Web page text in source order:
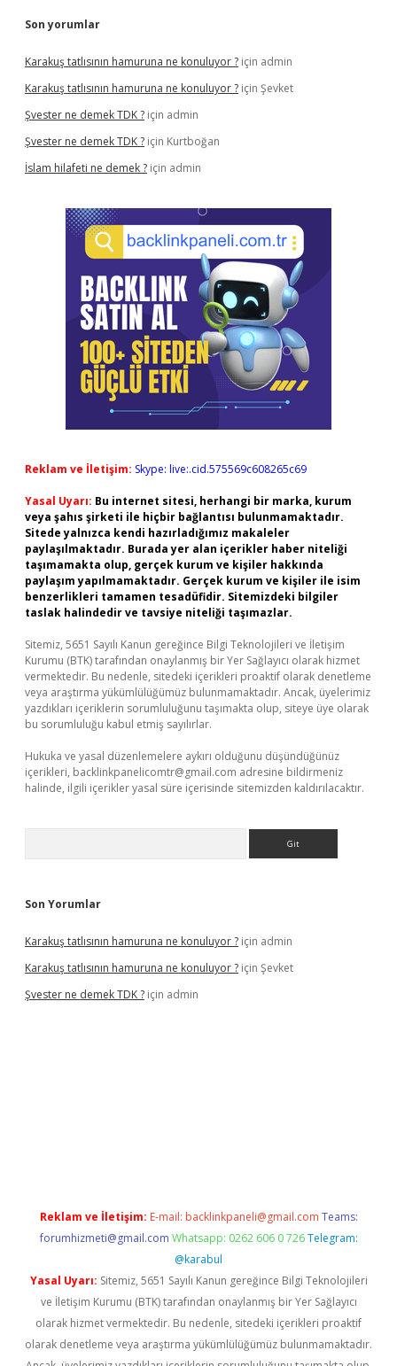
Son yorumlar
Karakuş tatlısının hamuruna ne konuluyor ? için admin
Karakuş tatlısının hamuruna ne konuluyor ? için Şevket
Şvester ne demek TDK ? için admin
Şvester ne demek TDK ? için Kurtboğan
İslam hilafeti ne demek ? için admin
Reklam ve İletişim: Skype: live:.cid.575569c608265c69
Yasal Uyarı: Bu internet sitesi, herhangi bir marka, kurum
veya şahıs şirketi ile hiçbir bağlantısı bulunmamaktadır.
Sitede yalnızca kendi hazırladığımız makaleler
paylaşılmaktadır. Burada yer alan içerikler haber niteliği
taşımamakta olup, gerçek kurum ve kişiler hakkında
paylaşım yapılmamaktadır. Gerçek kurum ve kişiler ile isim
benzerlikleri tamamen tesadüfidir. Sitemizdeki bilgiler
taslak halindedir ve tavsiye niteliği taşımazlar.
Sitemiz, 5651 Sayılı Kanun gereğince Bilgi Teknolojileri ve İletişim
Kurumu (BTK) tarafından onaylanmış bir Yer Sağlayıcı olarak hizmet
vermektedir. Bu nedenle, sitedeki içerikleri proaktif olarak denetleme
veya araştırma yükümlülüğümüz bulunmamaktadır. Ancak, üyelerimiz
yazdıkları içeriklerin sorumluluğunu taşımakta olup, siteye üye olarak
bu sorumluluğu kabul etmiş sayılırlar.
Hukuka ve yasal düzenlemelere aykırı olduğunu düşündüğünüz
içerikleri, backlinkpanelicomtr@gmail.com adresine bildirmeniz
halinde, ilgili içerikler yasal süre içerisinde sitemizden kaldırılacaktır.
Son Yorumlar
Karakuş tatlısının hamuruna ne konuluyor ? için admin
Karakuş tatlısının hamuruna ne konuluyor ? için Şevket
Şvester ne demek TDK ? için admin
Reklam ve İletişim: E-mail: backlinkpaneli@gmail.com Teams:
forumhizmeti@gmail.com Whatsapp: 0262 606 0 726 Telegram:
@karabul
Yasal Uyarı: Sitemiz, 5651 Sayılı Kanun gereğince Bilgi Teknolojileri
ve İletişim Kurumu (BTK) tarafından onaylanmış bir Yer Sağlayıcı
olarak hizmet vermektedir. Bu nedenle, sitedeki içerikleri proaktif
olarak denetleme veya araştırma yükümlülüğümüz bulunmamaktadır.